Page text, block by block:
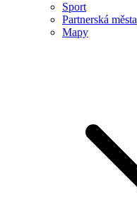
Sport
Partnerská města
Mapy